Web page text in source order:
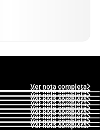
Ver nota completa
Ver nota completa
Ver nota completa
Ver nota completa
Ver nota completa
Ver nota completa
Ver nota completa
Ver nota completa
Ver nota completa
Ver nota completa